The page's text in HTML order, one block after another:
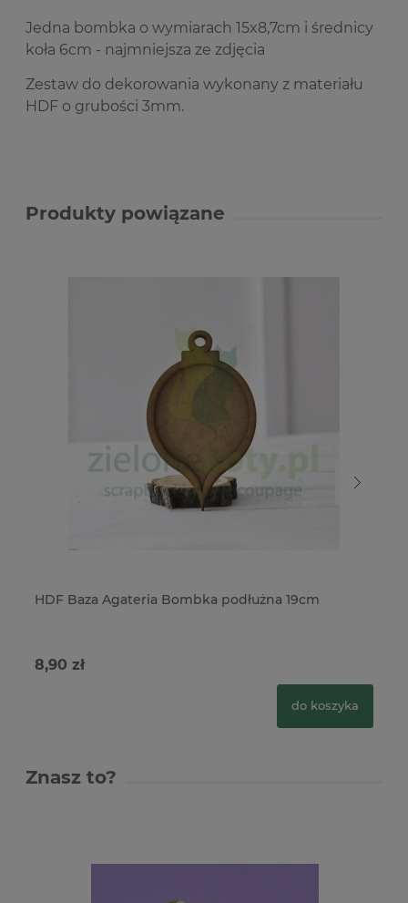
Jedna bombka o wymiarach 15x8,7cm i średnicy
koła 6cm - najmniejsza ze zdjęcia
Zestaw do dekorowania wykonany z materiału
HDF o grubości 3mm.
Produkty powiązane
HDF Baza Agateria Bombka podłużna 19cm
8,90 zł
do koszyka
Znasz to?